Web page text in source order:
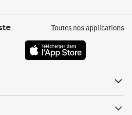
Toutes nos applications